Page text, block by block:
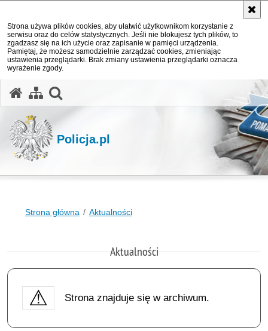
Strona używa plików cookies, aby ułatwić użytkownikom korzystanie z
serwisu oraz do celów statystycznych. Jeśli nie blokujesz tych plików, to
zgadzasz się na ich użycie oraz zapisanie w pamięci urządzenia.
Pamiętaj, że możesz samodzielnie zarządzać cookies, zmieniając
ustawienia przeglądarki. Brak zmiany ustawienia przeglądarki oznacza
wyrażenie zgody.
Policja.pl
Strona główna Aktualności
Aktualności
Strona znajduje się w archiwum.